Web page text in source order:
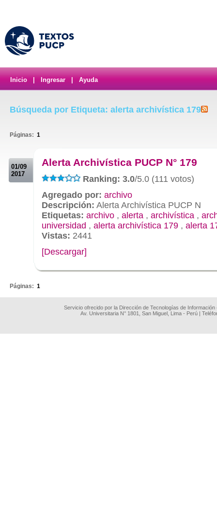
Inicio Ingresar Ayuda
Búsqueda por Etiqueta: alerta archivística 179
Páginas: 1
01/09
2017
Alerta Archivística PUCP N° 179
Ranking: 3.0/5.0 (111 votos)
Agregado por: archivo
Descripción: Alerta Archivística PUCP N
Etiquetas: archivo , alerta , archivística ,
universidad , alerta archivística 179 , alerta
Vistas: 2441
[Descargar]
Páginas: 1
Servicio ofrecido por la Dirección de Tecnologías de
Av. Universitaria N° 1801, San Miguel, Lima - Perú |